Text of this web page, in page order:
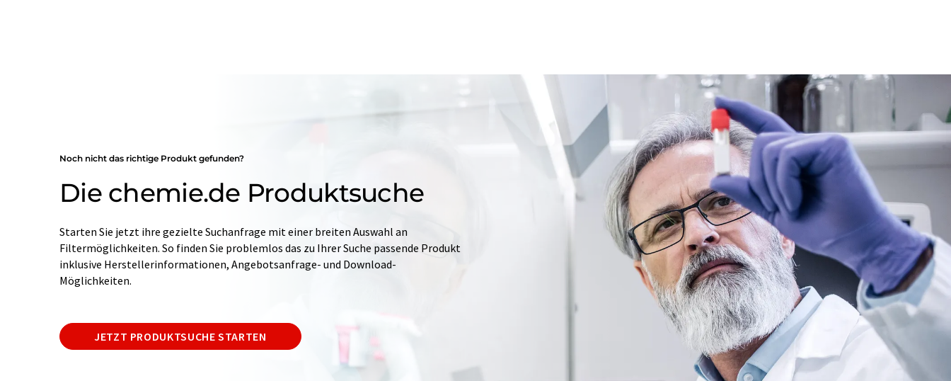
Noch nicht das richtige Produkt gefunden?
Die chemie.de Produktsuche
Starten Sie jetzt ihre gezielte Suchanfrage mit einer breiten Auswahl an
Filtermöglichkeiten. So finden Sie problemlos das zu Ihrer Suche passende Produkt
inklusive Herstellerinformationen, Angebotsanfrage- und Download-
Möglichkeiten.
JETZT PRODUKTSUCHE STARTEN